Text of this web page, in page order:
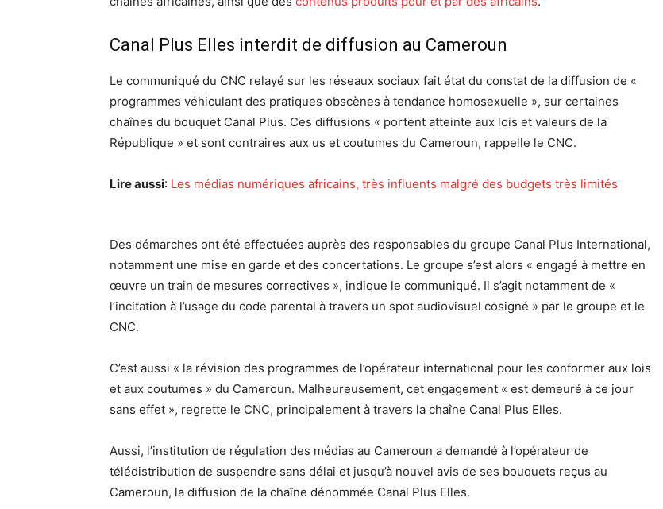
Canal Plus Elles interdit de diffusion au Cameroun
Le communiqué du CNC relayé sur les réseaux sociaux fait état du constat de la diffusion de «
programmes véhiculant des pratiques obscènes à tendance homosexuelle », sur certaines
chaînes du bouquet Canal Plus. Ces diffusions « portent atteinte aux lois et valeurs de la
République » et sont contraires aux us et coutumes du Cameroun, rappelle le CNC.
Lire aussi: Les médias numériques africains, très influents malgré des budgets très limités
Des démarches ont été effectuées auprès des responsables du groupe Canal Plus International,
notamment une mise en garde et des concertations. Le groupe s’est alors « engagé à mettre en
œuvre un train de mesures correctives », indique le communiqué. Il s’agit notamment de «
l’incitation à l’usage du code parental à travers un spot audiovisuel cosigné » par le groupe et le
CNC.
C’est aussi « la révision des programmes de l’opérateur international pour les conformer aux lois
et aux coutumes » du Cameroun. Malheureusement, cet engagement « est demeuré à ce jour
sans effet », regrette le CNC, principalement à travers la chaîne Canal Plus Elles.
Aussi, l’institution de régulation des médias au Cameroun a demandé à l’opérateur de
télédistribution de suspendre sans délai et jusqu’à nouvel avis de ses bouquets reçus au
Cameroun, la diffusion de la chaîne dénommée Canal Plus Elles.